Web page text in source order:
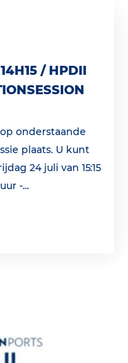
/ HPDII
onderstaande
plaats. U kunt
24 juli van 15:15
-...